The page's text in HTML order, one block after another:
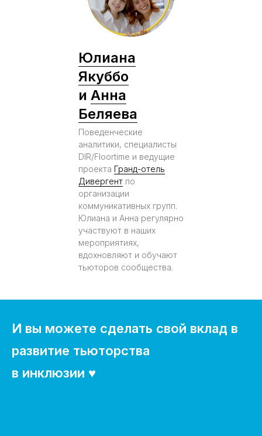
Юлиана
Якуббо
и Анна
Беляева
Поведенческие
аналитики, специалисты
DIR/Floortime и ведущие
проекта Гранд-отель
Дивергент по
организации
коммуникативных групп.
Юлиана и Анна регулярно
участвуют в наших
мероприятиях,
вдохновляют и обучают
тьюторов сообщества.
И вы можете сделать свой вклад в
развитие тьюторства
в инклюзии ♥